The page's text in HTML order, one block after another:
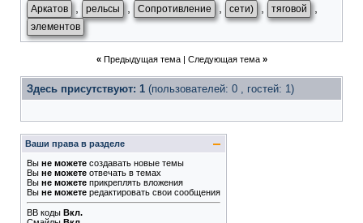
Аркатов рельсы Сопротивление сети) тяговой
элементов
« Предыдущая тема| Следующая тема »
Здесь присутствуют: 1 (пользователей: 0 , гостей: 1)
Ваши права в разделе
Вы не можете создавать новые темы
Вы не можете отвечать в темах
Вы не можете прикреплять вложения
Вы не можете редактировать свои сообщения
BB коды Вкл.